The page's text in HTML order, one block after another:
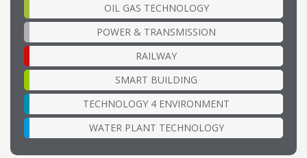
OIL GAS TECHNOLOGY
POWER & TRANSMISSION
RAILWAY
SMART BUILDING
TECHNOLOGY 4 ENVIRONMENT
WATER PLANT TECHNOLOGY